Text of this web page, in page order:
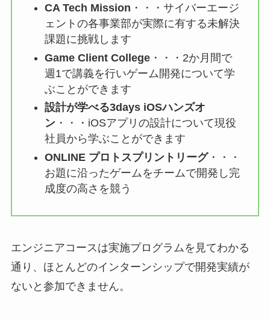
CA Tech Mission ・・・サイバーエージ
ェントの各事業部が実際に有する未解決
課題に挑戦します
Game Client College・・・2か月間で
週1で講義を行いゲーム開発について学
ぶことができます
設計が学べる3days iOSハンズオ
ン・・・iOSアプリの設計について現役
社員から学ぶことができます
ONLINE プロトスプリントリーグ・・・
お題に沿ったゲームをチームで開発し完
成度の高さを競う
エンジニアコースは実施プログラムを見てわかる
通り、ほとんどのインターンシップで開発実績が
ないと参加できません。